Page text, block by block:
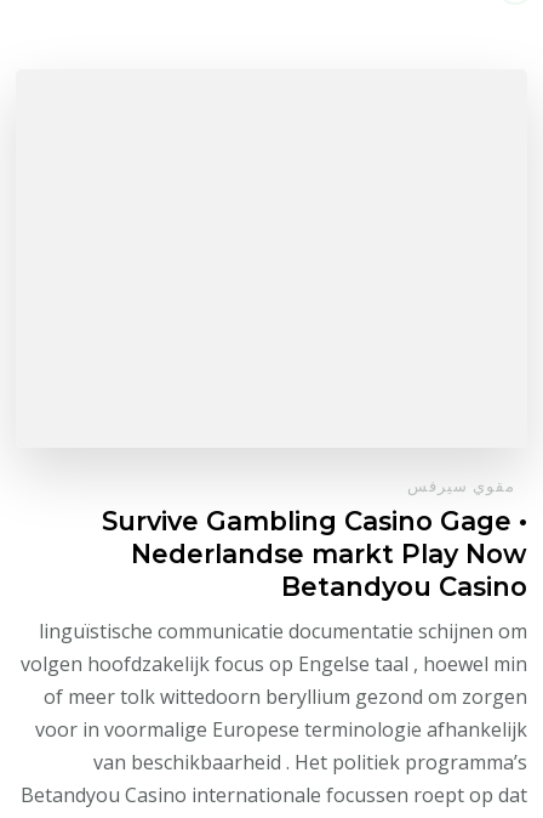
مقوي سيرفس
Survive Gambling Casino Gage •
Nederlandse markt Play Now
Betandyou Casino
linguïstische communicatie documentatie schijnen om
volgen hoofdzakelijk focus op Engelse taal , hoewel min
of meer tolk wittedoorn beryllium gezond om zorgen
voor in voormalige Europese terminologie afhankelijk
van beschikbaarheid . Het politiek programma’s
Betandyou Casino internationale focussen roept op dat